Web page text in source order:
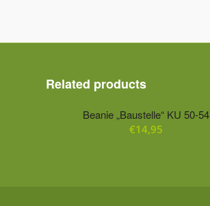
Related products
Beanie „Baustelle“ KU 50-54
€14,95